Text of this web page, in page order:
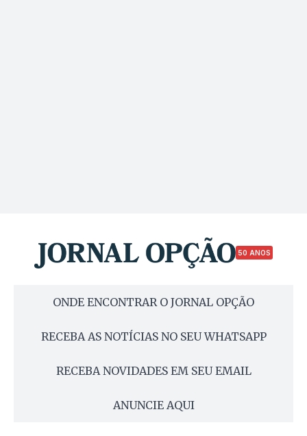
50 ANOS
ONDE ENCONTRAR O JORNAL OPÇÃO
RECEBA AS NOTÍCIAS NO SEU WHATSAPP
RECEBA NOVIDADES EM SEU EMAIL
ANUNCIE AQUI